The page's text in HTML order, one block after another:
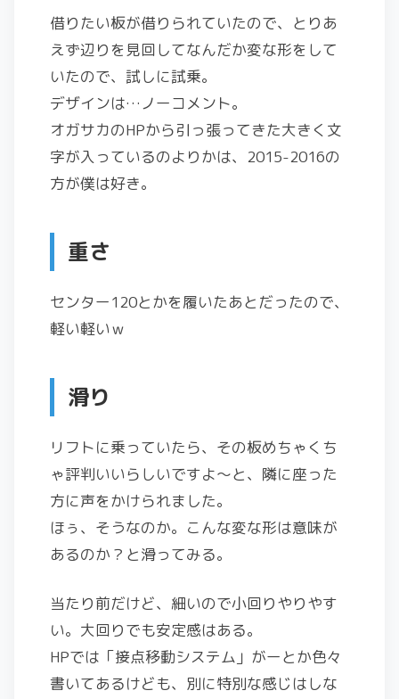
借りたい板が借りられていたので、とりあ
えず辺りを見回してなんだか変な形をして
いたので、試しに試乗。
デザインは…ノーコメント。
オガサカのHPから引っ張ってきた大きく文
字が入っているのよりかは、2015-2016の
方が僕は好き。
重さ
センター120とかを履いたあとだったので、
軽い軽いｗ
滑り
リフトに乗っていたら、その板めちゃくち
ゃ評判いいらしいですよ～と、隣に座った
方に声をかけられました。
ほぅ、そうなのか。こんな変な形は意味が
あるのか？と滑ってみる。
当たり前だけど、細いので小回りやりやす
い。大回りでも安定感はある。
HPでは「接点移動システム」がーとか色々
書いてあるけども、別に特別な感じはしな